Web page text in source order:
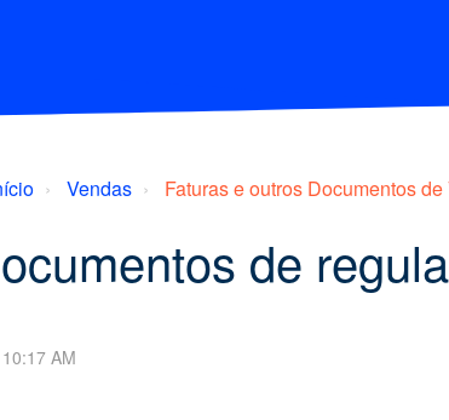
Vendas Faturas e outros Documentos de
de
AM